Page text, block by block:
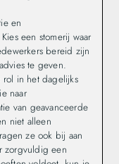
en
een stomerij waar
bereid zijn
te geven.
rol in het dagelijks
naar
van geavanceerde
niet alleen
ze ook bij aan
zorgvuldig een